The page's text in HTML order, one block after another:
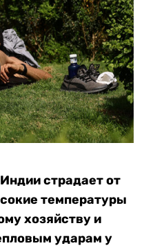
страдает от
температуры
хозяйству и
ударам у